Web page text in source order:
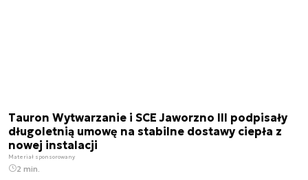
Tauron Wytwarzanie i SCE Jaworzno III podpisały
długoletnią umowę na stabilne dostawy ciepła z
nowej instalacji
Materiał sponsorowany
2 min.